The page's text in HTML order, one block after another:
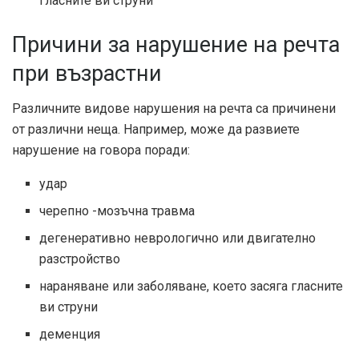
Причини за нарушение на речта
при възрастни
Различните видове нарушения на речта са причинени
от различни неща. Например, може да развиете
нарушение на говора поради:
удар
черепно -мозъчна травма
дегенеративно неврологично или двигателно
разстройство
нараняване или заболяване, което засяга гласните
ви струни
деменция